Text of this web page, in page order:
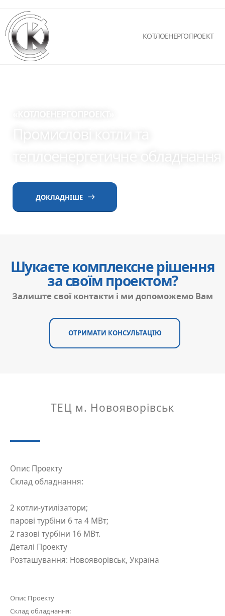
КОТЛОЕНЕРГОПРОЕКТ
ДОКЛАДНІШЕ
Шукаєте комплексне рішення
за своїм проектом?
Залиште свої контакти і ми допоможемо Вам
ОТРИМАТИ КОНСУЛЬТАЦІЮ
ТЕЦ м. Новояворівськ
Опис Проекту
Склад обладнання:
2 котли-утилізатори;
парові турбіни 6 та 4 МВт;
2 газові турбіни 16 МВт.
Деталі Проекту
Розташування: Новояворівськ, Україна
Опис Проекту
Склад обладнання: